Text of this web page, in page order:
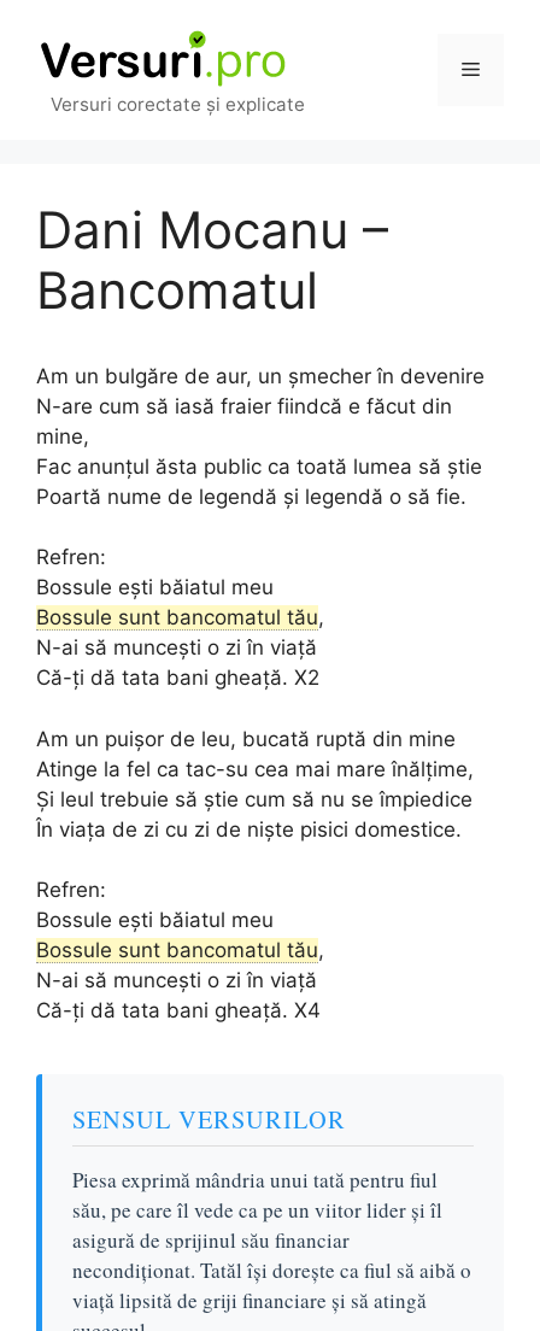
conținut
Versuri corectate și explicate
Meniu
Dani Mocanu –
Bancomatul
Am un bulgăre de aur, un șmecher în devenire
N-are cum să iasă fraier fiindcă e făcut din
mine,
Fac anunțul ăsta public ca toată lumea să știe
Poartă nume de legendă și legendă o să fie.
Refren:
Bossule ești băiatul meu
Bossule sunt bancomatul tău,
N-ai să muncești o zi în viață
Că-ți dă tata bani gheață. X2
Am un puișor de leu, bucată ruptă din mine
Atinge la fel ca tac-su cea mai mare înălțime,
Și leul trebuie să știe cum să nu se împiedice
În viața de zi cu zi de niște pisici domestice.
Refren:
Bossule ești băiatul meu
Bossule sunt bancomatul tău,
N-ai să muncești o zi în viață
Că-ți dă tata bani gheață. X4
SENSUL VERSURILOR
Piesa exprimă mândria unui tată pentru fiul
său, pe care îl vede ca pe un viitor lider și îl
asigură de sprijinul său financiar
necondiționat. Tatăl își dorește ca fiul să aibă o
viață lipsită de griji financiare și să atingă